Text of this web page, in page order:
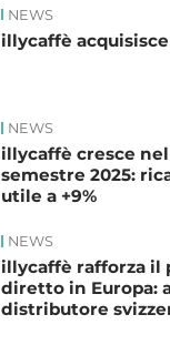
NEWS
illycaffè
NEWS
illycaffè cresce
semestre 2025:
utile a +9%
NEWS
illycaffè rafforza il
diretto in Europa:
distributore